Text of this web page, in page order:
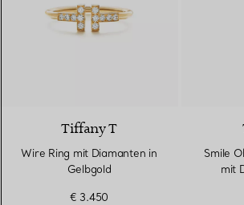
Tiffany T
Wire Ring mit Diamanten in
Gelbgold
€ 3.450
Smile
mit